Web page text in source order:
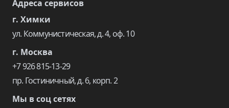
Адреса сервисов
г. Химки
ул. Коммунистическая, д. 4, оф. 10
г. Москва
+7 926 815-13-29
пр. Гостиничный, д. 6, корп. 2
Мы в соц сетях